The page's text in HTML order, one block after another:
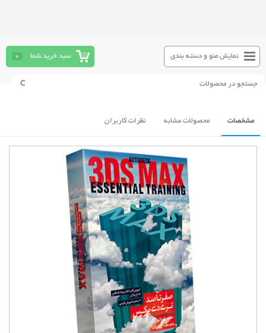
سبد خرید شما 0 نمایش منو و دسته بندی
مشخصات محصولات مشابه نظرات کاربران